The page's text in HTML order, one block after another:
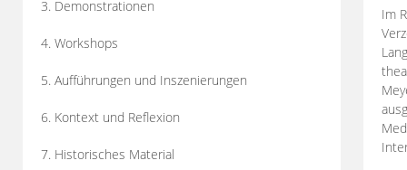
3. Demonstrationen
4. Workshops
5. Aufführungen und Inszenierungen
6. Kontext und Reflexion
7. Historisches Material
Im